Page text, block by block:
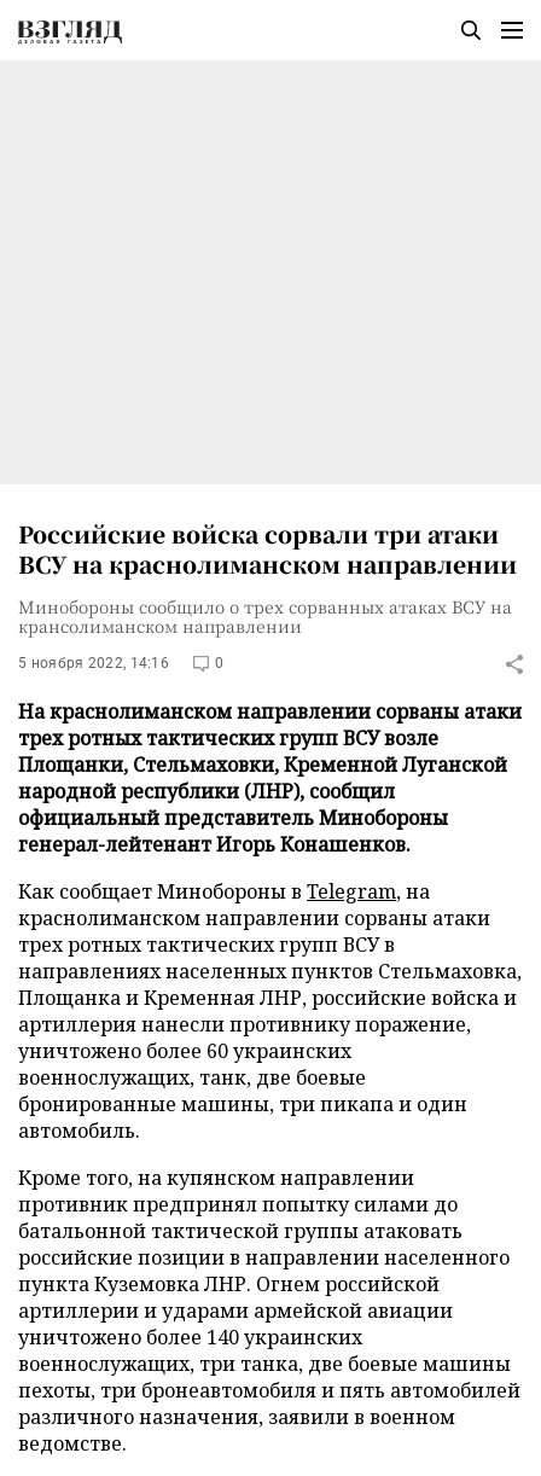
Российские войска сорвали три атаки
ВСУ на краснолиманском направлении
Минобороны сообщило о трех сорванных атаках ВСУ на
крансолиманском направлении
5 ноября 2022, 14:16 0
На краснолиманском направлении сорваны атаки
трех ротных тактических групп ВСУ возле
Площанки, Стельмаховки, Кременной Луганской
народной республики (ЛНР), сообщил
официальный представитель Минобороны
генерал-лейтенант Игорь Конашенков.
Как сообщает Минобороны в Telegram, на
краснолиманском направлении сорваны атаки
трех ротных тактических групп ВСУ в
направлениях населенных пунктов Стельмаховка,
Площанка и Кременная ЛНР, российские войска и
артиллерия нанесли противнику поражение,
уничтожено более 60 украинских
военнослужащих, танк, две боевые
бронированные машины, три пикапа и один
автомобиль.
Кроме того, на купянском направлении
противник предпринял попытку силами до
батальонной тактической группы атаковать
российские позиции в направлении населенного
пункта Куземовка ЛНР. Огнем российской
артиллерии и ударами армейской авиации
уничтожено более 140 украинских
военнослужащих, три танка, две боевые машины
пехоты, три бронеавтомобиля и пять автомобилей
различного назначения, заявили в военном
ведомстве.